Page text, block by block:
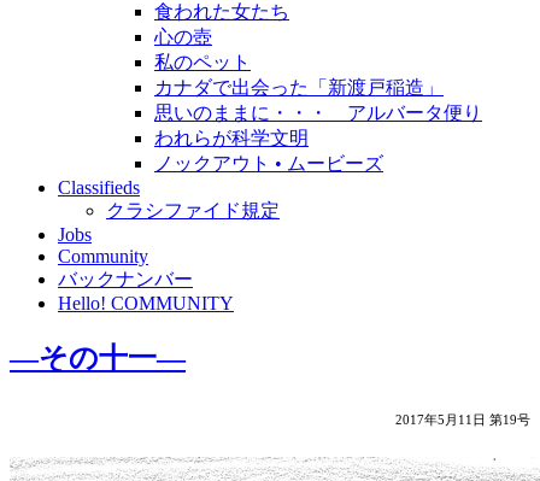
食われた女たち
心の壺
私のペット
カナダで出会った「新渡戸稲造」
思いのままに・・・ アルバータ便り
われらが科学文明
ノックアウト • ムービーズ
Classifieds
クラシファイド規定
Jobs
Community
バックナンバー
Hello! COMMUNITY
―その十一―
2017年5月11日 第19号